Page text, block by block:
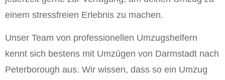
einem stressfreien Erlebnis zu machen.
Unser Team von professionellen Umzugshelfern
kennt sich bestens mit Umzügen von Darmstadt nach
Peterborough aus. Wir wissen, dass so ein Umzug